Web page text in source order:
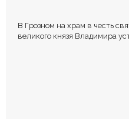
В Грозном на храм в честь
великого князя Владимира